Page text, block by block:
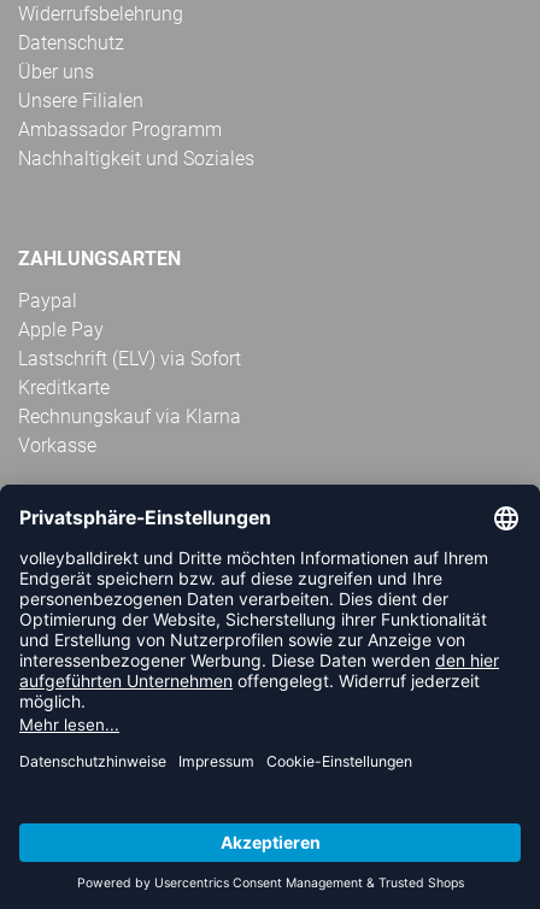
Widerrufsbelehrung
Datenschutz
Über uns
Unsere Filialen
Ambassador Programm
Nachhaltigkeit und Soziales
ZAHLUNGSARTEN
Paypal
Apple Pay
Lastschrift (ELV) via Sofort
Kreditkarte
Rechnungskauf via Klarna
Vorkasse
ABONNIERE JETZT DEN KOSTENLOSEN
VOLLEYBALLDIREKT-NEWSLETTER UND VERPASSE KEINE
NEUIGKEIT ODER AKTION MEHR.
JETZT ANMELDEN